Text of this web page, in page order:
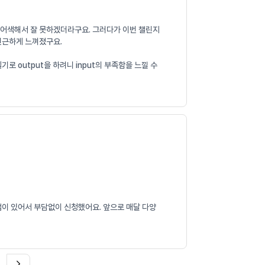
색해서 잘 못하겠더라구요. 그러다가 이번 챌린지
하게 느껴졌구요.
기로 output을 하려니 input의 부족함을 느낄 수
있어서 부담없이 신청했어요. 앞으로 매달 다양